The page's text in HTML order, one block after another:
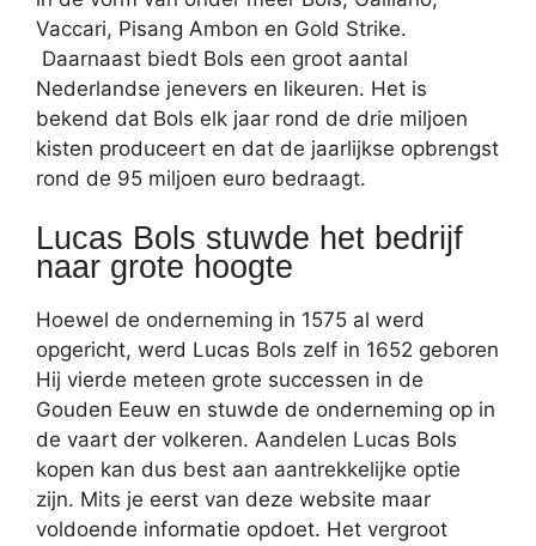
Vaccari, Pisang Ambon en Gold Strike.
Daarnaast biedt Bols een groot aantal
Nederlandse jenevers en likeuren. Het is
bekend dat Bols elk jaar rond de drie miljoen
kisten produceert en dat de jaarlijkse opbrengst
rond de 95 miljoen euro bedraagt.
Lucas Bols stuwde het bedrijf
naar grote hoogte
Hoewel de onderneming in 1575 al werd
opgericht, werd Lucas Bols zelf in 1652 geboren
Hij vierde meteen grote successen in de
Gouden Eeuw en stuwde de onderneming op in
de vaart der volkeren. Aandelen Lucas Bols
kopen kan dus best aan aantrekkelijke optie
zijn. Mits je eerst van deze website maar
voldoende informatie opdoet. Het vergroot